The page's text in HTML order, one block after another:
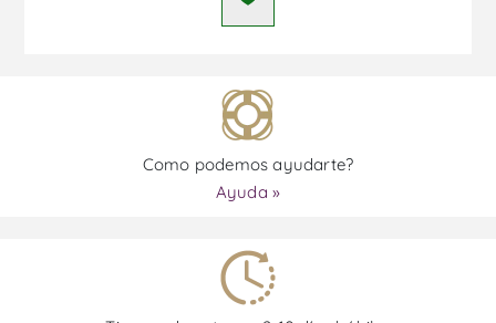
Como podemos ayudarte?
Ayuda »